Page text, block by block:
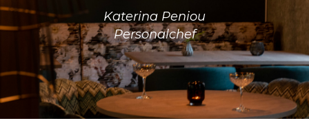
Katerina Peniou
Personalchef